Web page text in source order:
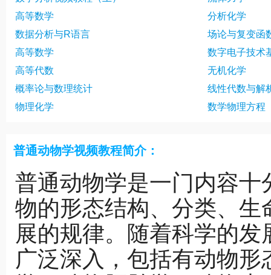
普通动物学 07-12-12a 普通动物学
普通动物学 07-12-17b
高等数学
数据分析与R语言
高等数学
高等代数
概率论与数理统计
物理化学
分析化学
场论与复变函
数字电子技术
无机化学
线性代数与解
数学物理方程
普通动物学视频教程简介：
普通动物学是一门内容
物的形态结构、分类、
展的规律。随着科学的
广泛深入，包括有动物